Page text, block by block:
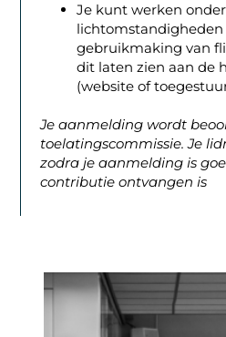
Je kunt werken
gebruikmaking van
dit laten zien aan de
(website of
Je aanmelding wordt
toelatingscommissie. Je
zodra je aanmelding is
contributie ontvangen is